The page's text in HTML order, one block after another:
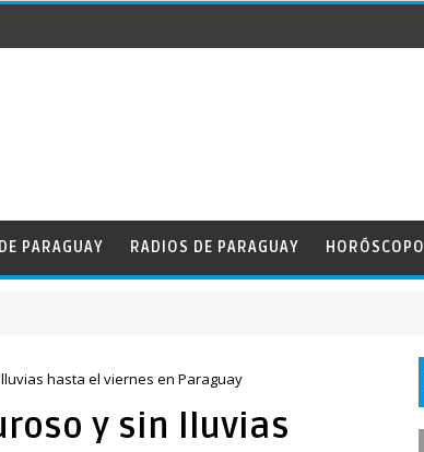
PARAGUAY RADIOS DE PARAGUAY HORÓSCOPO
hasta el viernes en Paraguay
y sin lluvias